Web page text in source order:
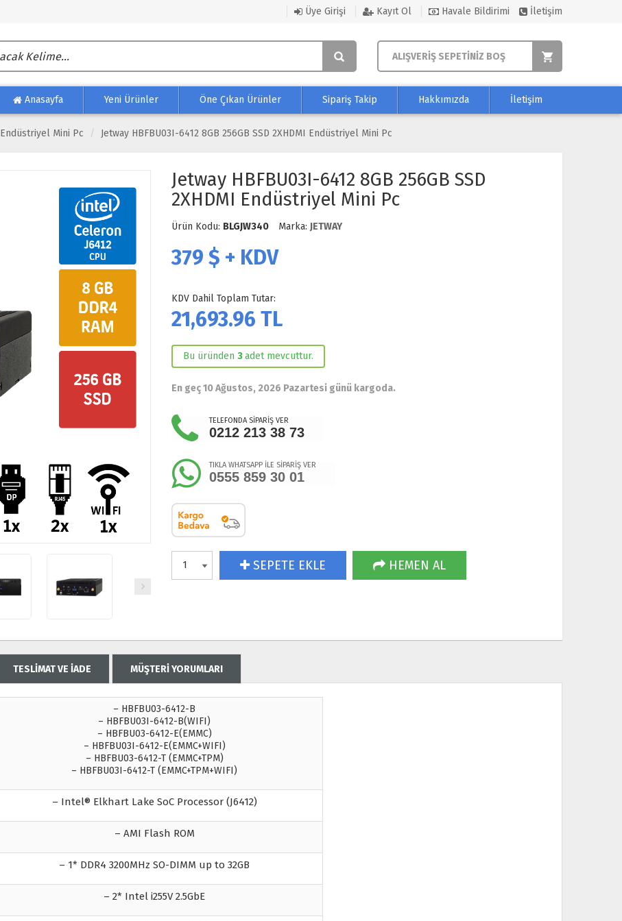
Üye Girişi Kayıt Ol Havale Bildirimi İletişim
ALIŞVERİŞ SEPETİNİZ BOŞ
Anasayfa Yeni Ürünler Öne Çıkan Ürünler Sipariş Takip Hakkımızda İletişim
Endüstriyel Mini Pc Jetway HBFBU03I-6412 8GB 256GB SSD 2XHDMI Endüstriyel Mini Pc
Jetway HBFBU03I-6412 8GB 256GB SSD
2XHDMI Endüstriyel Mini Pc
Ürün Kodu: BLGJW340 Marka: JETWAY
379 $ + KDV
KDV Dahil Toplam Tutar:
21,693.96 TL
Bu üründen 3adet mevcuttur.
En geç 10 Ağustos, 2026 Pazartesi günü kargoda.
TELEFONDA SİPARİŞ VER
0212 213 38 73
TIKLA WHATSAPP İLE SİPARİŞ VER
0555 859 30 01
SEPETE EKLE HEMEN AL
TESLİMAT VE İADE MÜŞTERİ YORUMLARI
– HBFBU03-6412-B
– HBFBU03I-6412-B(WIFI)
– HBFBU03-6412-E(EMMC)
– HBFBU03I-6412-E(EMMC+WIFI)
– HBFBU03-6412-T (EMMC+TPM)
– HBFBU03I-6412-T (EMMC+TPM+WIFI)
– Intel® Elkhart Lake SoC Processor (J6412)
– AMI Flash ROM
– 1* DDR4 3200MHz SO-DIMM up to 32GB
– 2* Intel i255V 2.5GbE